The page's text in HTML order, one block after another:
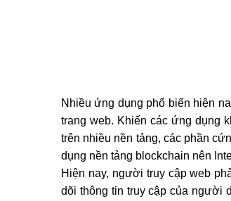
Nhiều ứng dụng phổ biến hiện
trang web. Khiến các ứng dụng
trên nhiều nền tảng, các phần
dụng nền tảng blockchain nên
Hiện nay, người truy cập web
dõi thông tin truy cập của người